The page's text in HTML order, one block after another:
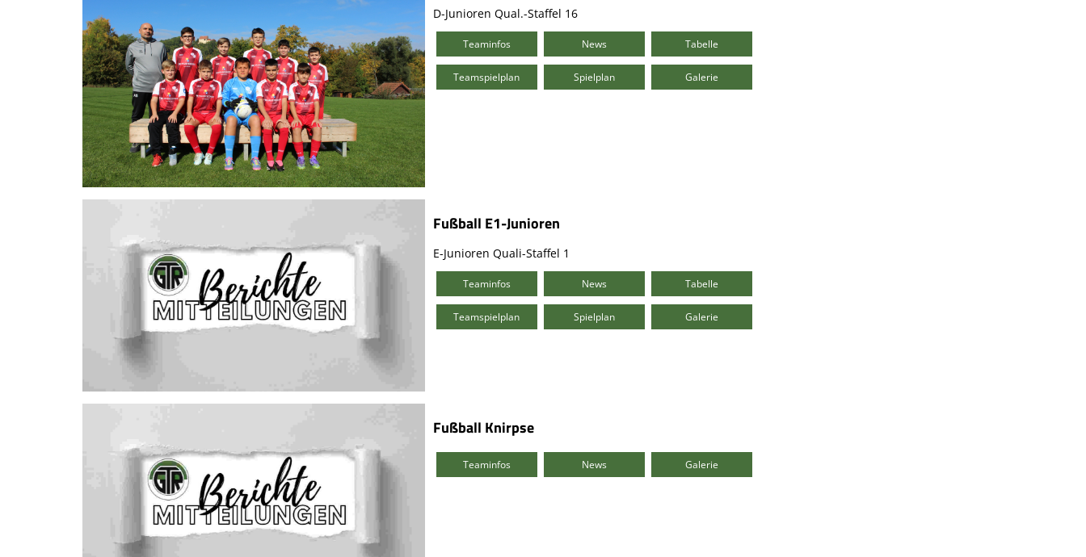
D-Junioren Qual.-Staffel 16
Teaminfos News Tabelle
Teamspielplan Spielplan Galerie
Fußball E1-Junioren
E-Junioren Quali-Staffel 1
Teaminfos News Tabelle
Teamspielplan Spielplan Galerie
Fußball Knirpse
Teaminfos News Galerie